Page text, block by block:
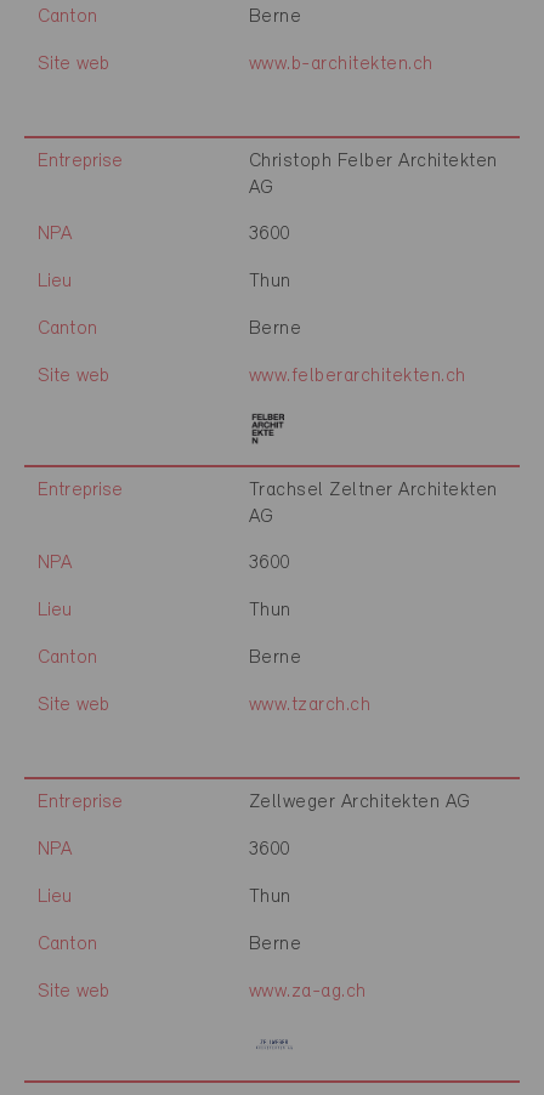
Canton Berne
Site web www.b-architekten.ch
Entreprise
Christoph Felber Architekten
AG
NPA 3600
Lieu Thun
Canton Berne
Site web www.felberarchitekten.ch
Entreprise
Trachsel Zeltner Architekten
AG
NPA 3600
Lieu Thun
Canton Berne
Site web www.tzarch.ch
Entreprise Zellweger Architekten AG
NPA 3600
Lieu Thun
Canton Berne
Site web www.za-ag.ch